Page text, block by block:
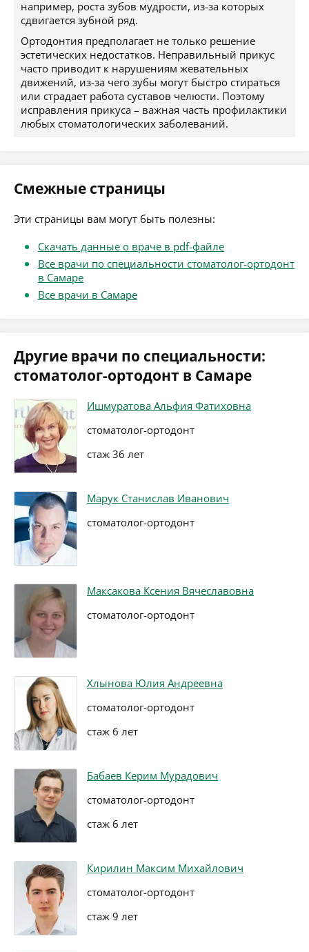
например, роста зубов мудрости, из-за которых
сдвигается зубной ряд.
Ортодонтия предполагает не только решение
эстетических недостатков. Неправильный прикус
часто приводит к нарушениям жевательных
движений, из-за чего зубы могут быстро стираться
или страдает работа суставов челюсти. Поэтому
исправления прикуса – важная часть профилактики
любых стоматологических заболеваний.
Смежные страницы
Эти страницы вам могут быть полезны:
Скачать данные о враче в pdf-файле
Все врачи по специальности стоматолог-ортодонт
в Самаре
Все врачи в Самаре
Другие врачи по специальности:
стоматолог-ортодонт в Самаре
Ишмуратова Альфия Фатиховна
стоматолог-ортодонт
стаж 36 лет
Марук Станислав Иванович
стоматолог-ортодонт
Максакова Ксения Вячеславовна
стоматолог-ортодонт
Хлынова Юлия Андреевна
стоматолог-ортодонт
стаж 6 лет
Бабаев Керим Мурадович
стоматолог-ортодонт
стаж 6 лет
Кирилин Максим Михайлович
стоматолог-ортодонт
стаж 9 лет